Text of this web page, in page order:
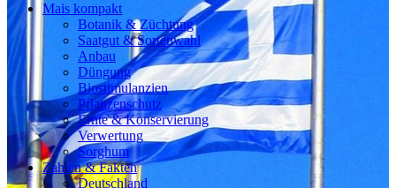
Mais kompakt
Botanik & Züchtung
Saatgut & Sortenwahl
Anbau
Düngung
Biostimulanzien
Pflanzenschutz
Ernte & Konservierung
Verwertung
Sorghum
Zahlen & Fakten
Deutschland